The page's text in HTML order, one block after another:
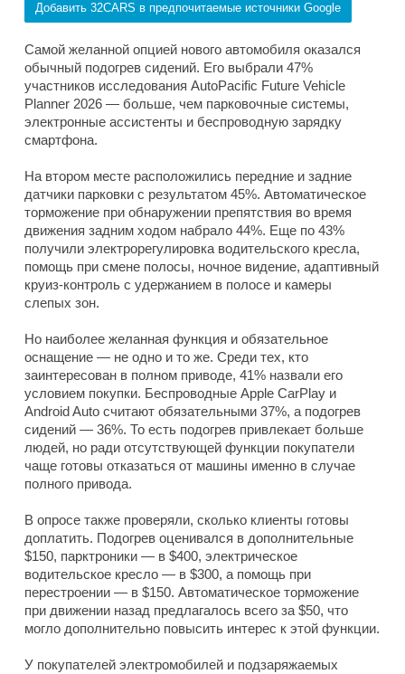
Добавить 32CARS в предпочитаемые источники Google
Самой желанной опцией нового автомобиля оказался
обычный подогрев сидений. Его выбрали 47%
участников исследования AutoPacific Future Vehicle
Planner 2026 — больше, чем парковочные системы,
электронные ассистенты и беспроводную зарядку
смартфона.
На втором месте расположились передние и задние
датчики парковки с результатом 45%. Автоматическое
торможение при обнаружении препятствия во время
движения задним ходом набрало 44%. Еще по 43%
получили электрорегулировка водительского кресла,
помощь при смене полосы, ночное видение, адаптивный
круиз-контроль с удержанием в полосе и камеры
слепых зон.
Но наиболее желанная функция и обязательное
оснащение — не одно и то же. Среди тех, кто
заинтересован в полном приводе, 41% назвали его
условием покупки. Беспроводные Apple CarPlay и
Android Auto считают обязательными 37%, а подогрев
сидений — 36%. То есть подогрев привлекает больше
людей, но ради отсутствующей функции покупатели
чаще готовы отказаться от машины именно в случае
полного привода.
В опросе также проверяли, сколько клиенты готовы
доплатить. Подогрев оценивался в дополнительные
$150, парктроники — в $400, электрическое
водительское кресло — в $300, а помощь при
перестроении — в $150. Автоматическое торможение
при движении назад предлагалось всего за $50, что
могло дополнительно повысить интерес к этой функции.
У покупателей электромобилей и подзаряжаемых